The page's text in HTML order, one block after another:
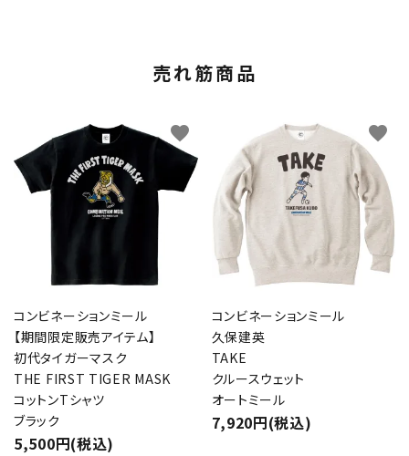
売れ筋商品
コンビネーションミール
【期間限定販売アイテム】
初代タイガーマスク
THE FIRST TIGER MASK
コットンTシャツ
ブラック
5,500円(税込)
favorite
コンビネーションミール
久保建英
TAKE
クルースウェット
オートミール
7,920円(税込)
favorite